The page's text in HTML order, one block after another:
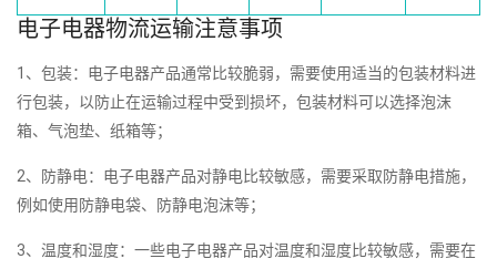
电子电器物流运输注意事项
1、包装：电子电器产品通常比较脆弱，需要使用适当的包装材料进
行包装，以防止在运输过程中受到损坏，包装材料可以选择泡沫
箱、气泡垫、纸箱等；
2、防静电：电子电器产品对静电比较敏感，需要采取防静电措施，
例如使用防静电袋、防静电泡沫等；
3、温度和湿度：一些电子电器产品对温度和湿度比较敏感，需要在